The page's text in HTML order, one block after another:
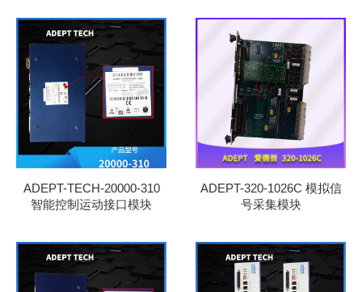
ADEPT-TECH-20000-310
智能控制运动接口模块
ADEPT-320-1026C 模拟信
号采集模块